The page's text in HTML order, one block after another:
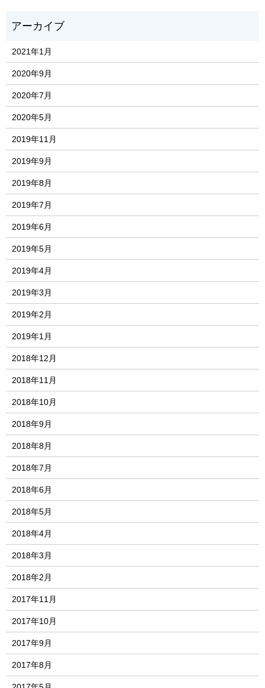
2021年1月
2020年9月
2020年7月
2020年5月
2019年11月
2019年9月
2019年8月
2019年7月
2019年6月
2019年5月
2019年4月
2019年3月
2019年2月
2019年1月
2018年12月
2018年11月
2018年10月
2018年9月
2018年8月
2018年7月
2018年6月
2018年5月
2018年4月
2018年3月
2018年2月
2017年11月
2017年10月
2017年9月
2017年8月